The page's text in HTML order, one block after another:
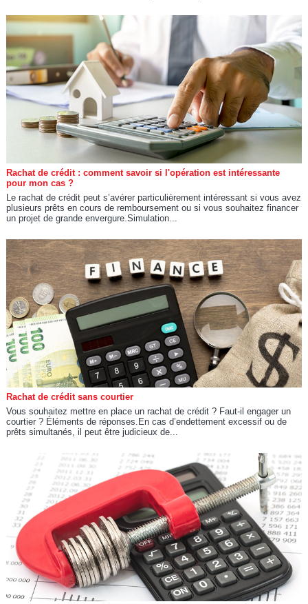
Rachat de crédit : comment savoir si l'opération est intéressante
pour mon cas ?
Le rachat de crédit peut s’avérer particulièrement intéressant si vous avez
plusieurs prêts en cours de remboursement ou si vous souhaitez financer
un projet de grande envergure.Simulation...
Rachat de crédit sans courtier
Vous souhaitez mettre en place un rachat de crédit ? Faut-il engager un
courtier ? Éléments de réponses.En cas d’endettement excessif ou de
prêts simultanés, il peut être judicieux de...